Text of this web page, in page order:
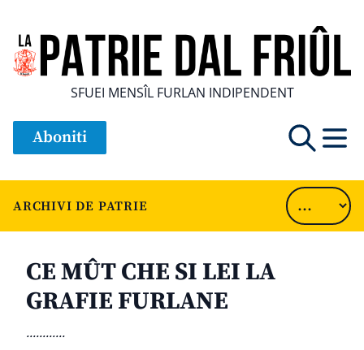
SFUEI MENSÎL FURLAN INDIPENDENT
Aboniti
ARCHIVI DE PATRIE
CE MÛT CHE SI LEI LA
GRAFIE FURLANE
............